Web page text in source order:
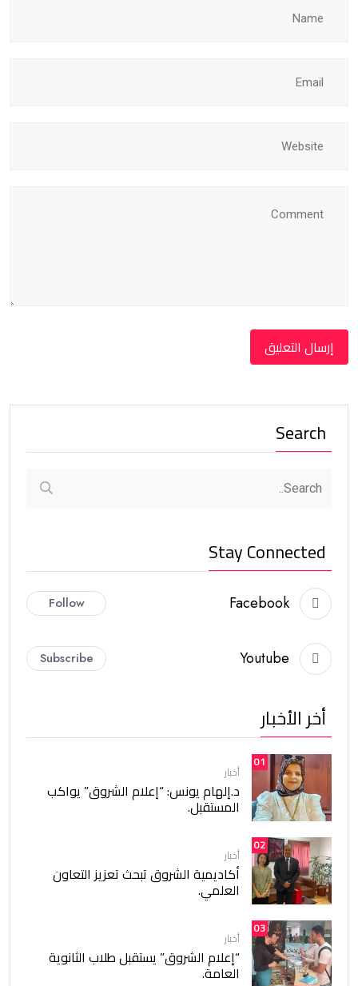
Search
Stay Connected
Facebook
Follow
Youtube
Subscribe
أخر الأخبار
01
أخبار
د.إلهام يونس: “إعلام الشروق” يواكب
المستقبل.
02
أخبار
أكاديمية الشروق تبحث تعزيز التعاون
العلمي.
03
أخبار
“إعلام الشروق” يستقبل طلاب الثانوية
العامة.